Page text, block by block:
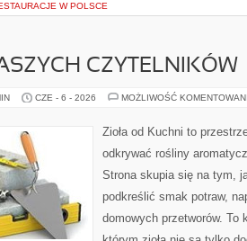
W POLSCE
CZYTELNIKÓW
CZE - 6 - 2026 MOŻLIWOŚĆ
Zioła od Kuchni to
odkrywać rośliny
Strona skupia się na tym,
podkreślić smak potraw,
domowych przetworów. To